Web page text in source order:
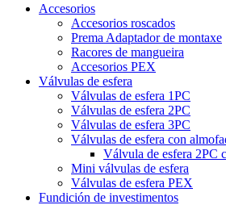
Accesorios
Accesorios roscados
Prema Adaptador de montaxe
Racores de mangueira
Accesorios PEX
Válvulas de esfera
Válvulas de esfera 1PC
Válvulas de esfera 2PC
Válvulas de esfera 3PC
Válvulas de esfera con
Válvula de esfera 2PC
Mini válvulas de esfera
Válvulas de esfera PEX
Fundición de investimentos